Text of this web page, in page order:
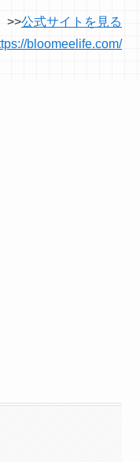
>>公式サイトを見る
bloomeelife.com/